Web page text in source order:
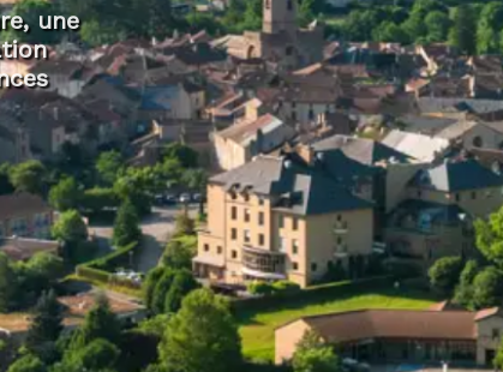
une